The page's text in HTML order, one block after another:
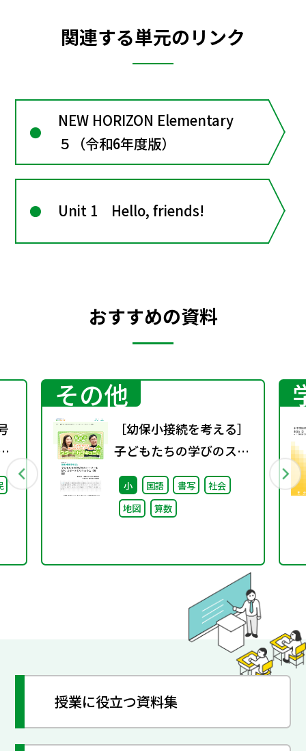
関連する単元のリンク
NEW HORIZON Elementary
５（令和6年度版）
Unit 1 Hello, friends!
おすすめの資料
その他
［幼保小接続を考える］
子どもたちの学びのスト
ーリーを紡ぐスタートカ
リキュラム（後編）
小 国語 書写
社会
地図
算数
授業に役立つ資料集